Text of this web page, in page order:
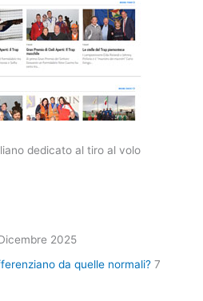
dedicato al tiro al volo
2025
da quelle normali? 7